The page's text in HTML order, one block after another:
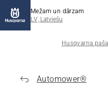
Mežam un dārzam
LV, Latviešu
Husqvarna
Automower®